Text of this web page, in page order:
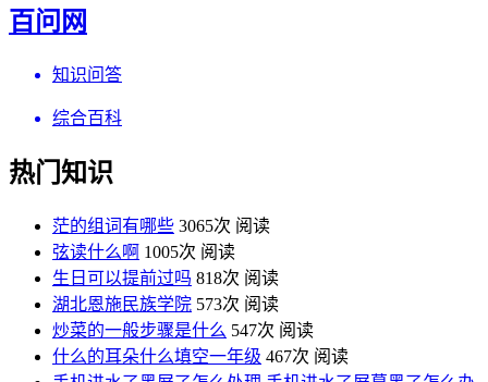
百问网
知识问答
综合百科
热门知识
茫的组词有哪些 3065次 阅读
弦读什么啊 1005次 阅读
生日可以提前过吗 818次 阅读
湖北恩施民族学院 573次 阅读
炒菜的一般步骤是什么 547次 阅读
什么的耳朵什么填空一年级 467次 阅读